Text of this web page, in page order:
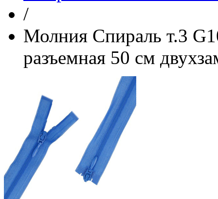
/
Молния Спираль т.3
разъемная 50 см